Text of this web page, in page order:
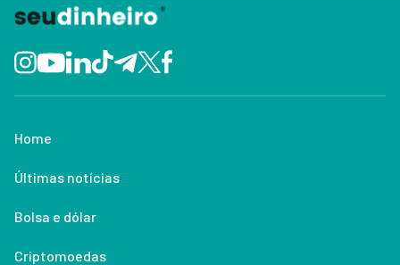
Home
Últimas notícias
Bolsa e dólar
Criptomoedas